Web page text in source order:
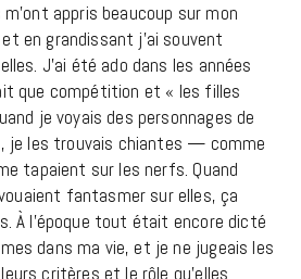
m’ont appris beaucoup sur mon
en grandissant j’ai souvent
J’ai été ado dans les années
que compétition et « les filles
je voyais des personnages de
je les trouvais chiantes — comme
tapaient sur les nerfs. Quand
fantasmer sur elles, ça
À l’époque tout était encore dicté
dans ma vie, et je ne jugeais les
critères et le rôle qu’elles